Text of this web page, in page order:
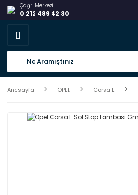
Çağrı Merkezi
0 212 489 42 30
Anasayfa OPEL Corsa E